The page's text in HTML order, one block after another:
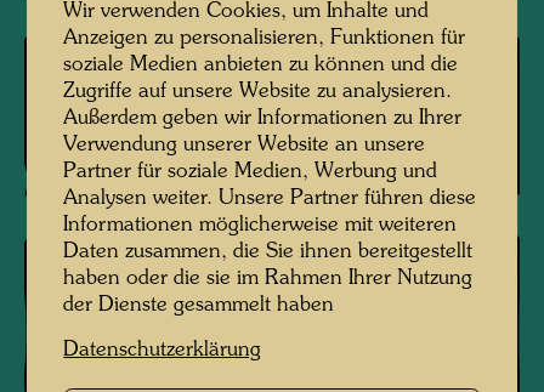
JW 16
BILD FÜR MUTTERTAG
Wir verwenden Cookies, um Inhalte und
Anzeigen zu personalisieren, Funktionen für
soziale Medien anbieten zu können und die
Zugriffe auf unsere Website zu analysieren.
Außerdem geben wir Informationen zu Ihrer
Verwendung unserer Website an unsere
Partner für soziale Medien, Werbung und
Analysen weiter. Unsere Partner führen diese
Informationen möglicherweise mit weiteren
Daten zusammen, die Sie ihnen bereitgestellt
haben oder die sie im Rahmen Ihrer Nutzung
der Dienste gesammelt haben
Datenschutzerklärung